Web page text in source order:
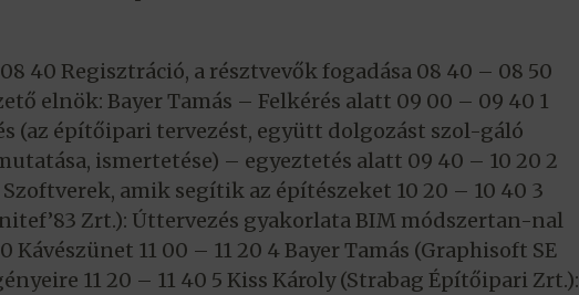
40 Regisztráció, a résztvevők fogadása 08 40 – 08 50
elnök: Bayer Tamás – Felkérés alatt 09 00 – 09 40 1
(az építőipari tervezést, együtt dolgozást szol-gáló
ismertetése) – egyeztetés alatt 09 40 – 10 20 2
amik segítik az építészeket 10 20 – 10 40 3
Zrt.): Úttervezés gyakorlata BIM módszertan-nal
Kávészünet 11 00 – 11 20 4 Bayer Tamás (Graphisoft SE
11 20 – 11 40 5 Kiss Károly (Strabag Építőipari Zrt.):